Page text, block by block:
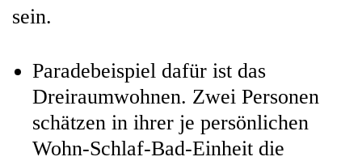
sein.
Paradebeispiel dafür ist das
Dreiraumwohnen. Zwei Personen
schätzen in ihrer je persönlichen
Wohn-Schlaf-Bad-Einheit die